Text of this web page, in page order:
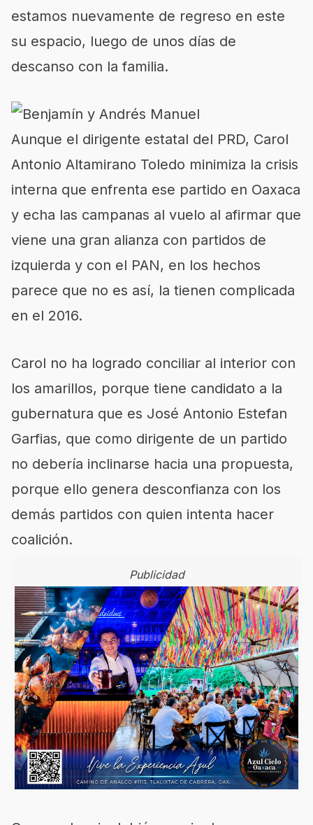
estamos nuevamente de regreso en este
su espacio, luego de unos días de
descanso con la familia.
Aunque el dirigente estatal del PRD, Carol
Antonio Altamirano Toledo minimiza la crisis
interna que enfrenta ese partido en Oaxaca
y echa las campanas al vuelo al afirmar que
viene una gran alianza con partidos de
izquierda y con el PAN, en los hechos
parece que no es así, la tienen complicada
en el 2016.
Carol no ha logrado conciliar al interior con
los amarillos, porque tiene candidato a la
gubernatura que es José Antonio Estefan
Garfias, que como dirigente de un partido
no debería inclinarse hacia una propuesta,
porque ello genera desconfianza con los
demás partidos con quien intenta hacer
coalición.
Publicidad